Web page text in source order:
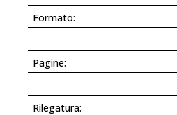
Formato:
Pagine:
Rilegatura: